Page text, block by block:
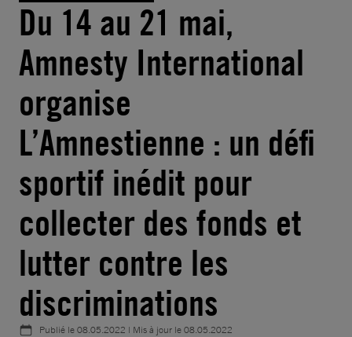
Du 14 au 21 mai,
Amnesty International
organise
L’Amnestienne : un défi
sportif inédit pour
collecter des fonds et
lutter contre les
discriminations
Publié le08.05.2022 | Mis à jour le08.05.2022